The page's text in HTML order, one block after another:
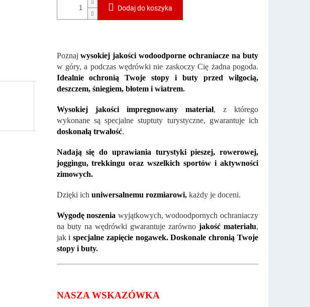
Dodaj do koszyka
Poznajwysokiej jakości wodoodporne ochraniacze na buty
w góry, a podczas wędrówki nie zaskoczy Cię żadna pogoda.
Idealnie ochronią Twoje stopy i buty przed wilgocią,
deszczem, śniegiem, błotem i wiatrem.
Wysokiej jakości impregnowany materiał, z którego
wykonane są specjalne stuptuty turystyczne, gwarantuje ich
doskonałą trwałość.
Nadają się do uprawiania turystyki pieszej, rowerowej,
joggingu, trekkingu oraz wszelkich sportów i aktywności
zimowych.
Dzięki ich uniwersalnemu rozmiarowi,każdy je doceni.
Wygodę noszenia wyjątkowych, wodoodpornych ochraniaczy
na buty na wędrówki gwarantuje zarówno jakość materiału,
jakispecjalne zapięcie nogawek. Doskonale chronią Twoje
stopy i buty.
NASZA WSKAZÓWKA